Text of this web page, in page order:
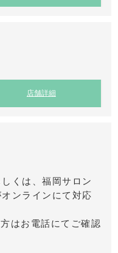
店舗詳細
くは、福岡サロン
ンラインにて対応
はお電話にてご確認